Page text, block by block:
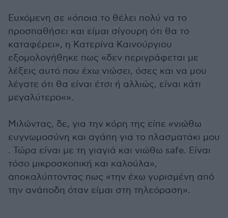
Ευχόμενη σε «όποια το θέλει πολύ να το
προσπαθήσει και είμαι σίγουρη ότι θα το
καταφέρει», η Κατερίνα Καινούργιου
εξομολογήθηκε πως «δεν περιγράφεται με
λέξεις αυτό που έχω νιώσει, όσες και να μου
λέγατε ότι θα είναι έτσι ή αλλιώς, είναι κάτι
μεγαλύτερο«».
Μιλώντας, δε, για την κόρη της είπε «νιώθω
ευγνωμοσύνη και αγάπη για το πλασματάκι μου
. Τώρα είναι με τη γιαγιά και νιώθω safe. Είναι
τόσο μικροσκοπική και καλούλα»,
αποκαλύπτοντας πως «την έχω γυρισμένη από
την ανάποδη όταν είμαι στη τηλεόραση».